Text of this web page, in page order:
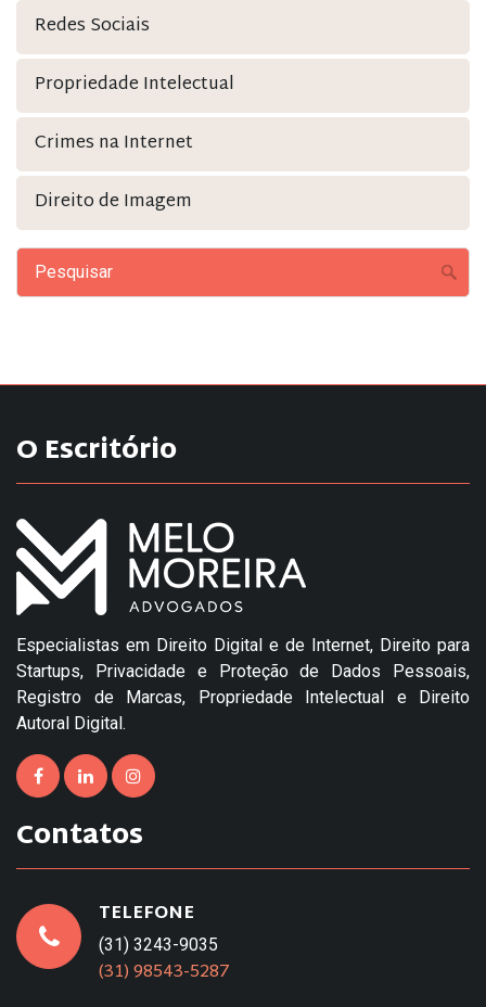
Redes Sociais
Propriedade Intelectual
Crimes na Internet
Direito de Imagem
O Escritório
Especialistas em Direito Digital e de Internet, Direito para
Startups, Privacidade e Proteção de Dados Pessoais,
Registro de Marcas, Propriedade Intelectual e Direito
Autoral Digital.
Contatos
TELEFONE
(31) 3243-9035
(31) 98543-5287